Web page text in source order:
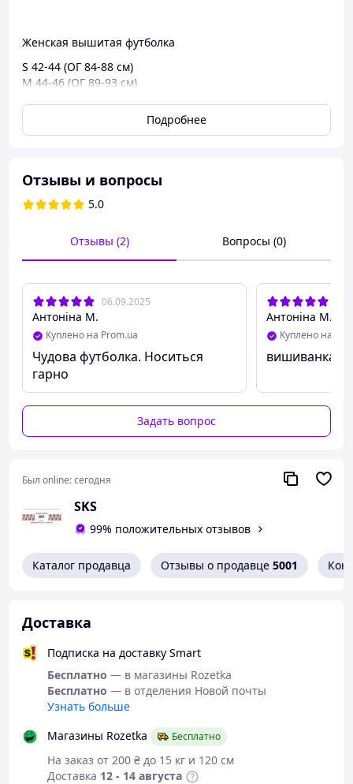
Женская вышитая футболка
S 42-44 (ОГ 84-88 см)
M 44-46 (ОГ 89-93 см)
2XL 54-56 (ОГ 105-112 см)
Вискоза 95% эластан 5%
Вышивка машинная
Подробнее
Отзывы и вопросы
5.0
Отзывы (2) Вопросы (0)
06.09.2025
Антоніна М.
Куплено на Prom.ua
Чудова футболка. Носиться
гарно
Антоніна М.
Куплено на
вишиванка
Задать вопрос
Был online:сегодня
SKS
99% положительных отзывов
Каталог продавца Отзывы о продавце 5001
Доставка
Подписка на доставку Smart
Бесплатно — в магазины Rozetka
Бесплатно — в отделения Новой почты
Узнать больше
Магазины Rozetka
Бесплатно
На заказ от 200 ₴ до 15 кг и 120 см
Доставка 12 - 14 августа